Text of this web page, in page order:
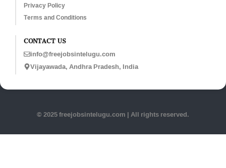
Privacy Policy
Terms and Conditions
CONTACT US
info@freejobsintelugu.com
Vijayawada, Andhra Pradesh, India
© 2025 freejobsintelugu.com | All rights reserved.